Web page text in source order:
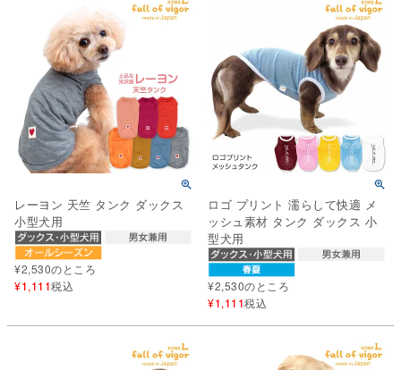
レーヨン 天竺 タンク ダックス
小型犬用
¥2,530のところ
¥1,111税込
ロゴ プリント 濡らして快適 メ
ッシュ素材 タンク ダックス 小
型犬用
¥2,530のところ
¥1,111税込